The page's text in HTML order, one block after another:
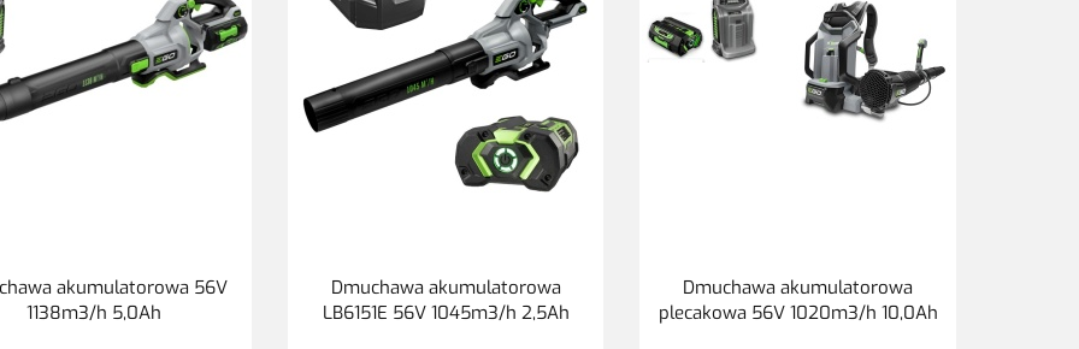
akumulatorowa 56V
1138m3/h 5,0Ah
Dmuchawa akumulatorowa
LB6151E 56V 1045m3/h 2,5Ah
Dmuchawa akumulatorowa
plecakowa 56V 1020m3/h 10,0Ah